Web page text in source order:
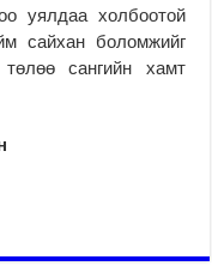
уялдаа холбоотой
сайхан боломжийг
сангийн хамт